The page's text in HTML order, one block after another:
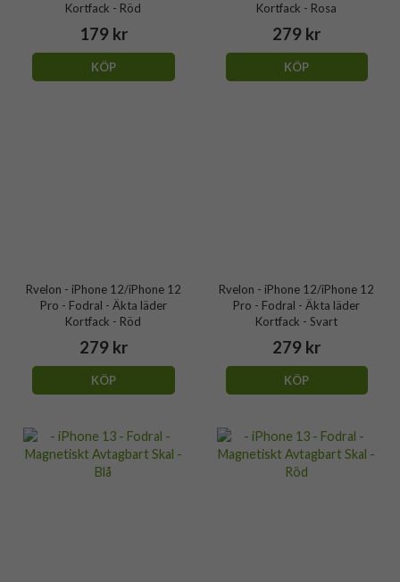
Kortfack - Röd
179 kr
KÖP
Kortfack - Rosa
279 kr
KÖP
Rvelon - iPhone 12/iPhone 12
Pro - Fodral - Äkta läder
Kortfack - Röd
279 kr
KÖP
Rvelon - iPhone 12/iPhone 12
Pro - Fodral - Äkta läder
Kortfack - Svart
279 kr
KÖP